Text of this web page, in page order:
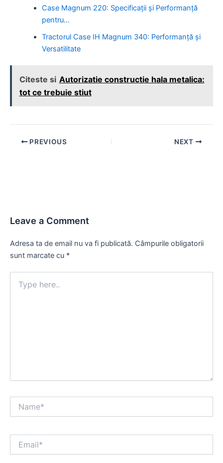
Case Magnum 220: Specificații și Performanță
pentru…
Tractorul Case IH Magnum 340: Performanță și
Versatilitate
Citeste si Autorizatie constructie hala metalica:
tot ce trebuie stiut
Post PREVIOUS NEXT
Leave a Comment
Adresa ta de email nu va fi publicată. Câmpurile obligatorii
sunt marcate cu *
here..